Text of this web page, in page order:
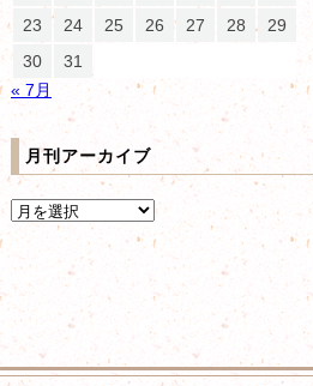
23
24 25 26 27 28
29
30
31
« 7月
月刊アーカイブ